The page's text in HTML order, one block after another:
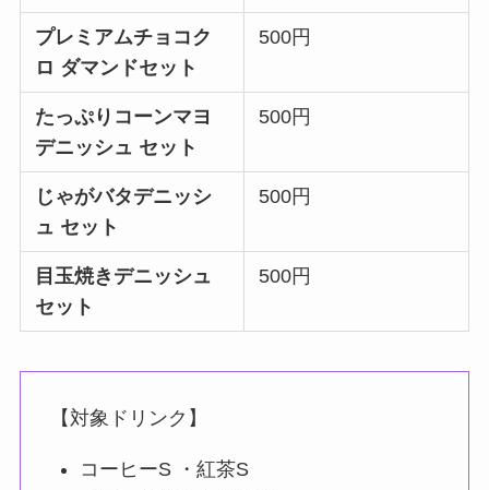
プレミアムチョコク
ロ ダマンドセット
500円
たっぷりコーンマヨ
デニッシュ セット
500円
じゃがバタデニッシ
ュ セット
500円
目玉焼きデニッシュ
セット
500円
【対象ドリンク】
コーヒーS ・紅茶S